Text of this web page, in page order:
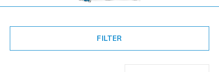
FILTER